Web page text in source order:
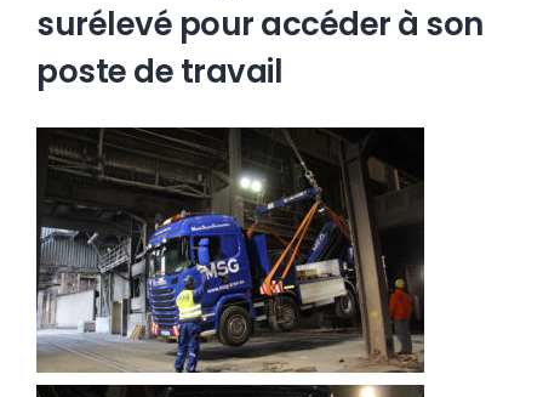
surélevé pour accéder à son
poste de travail